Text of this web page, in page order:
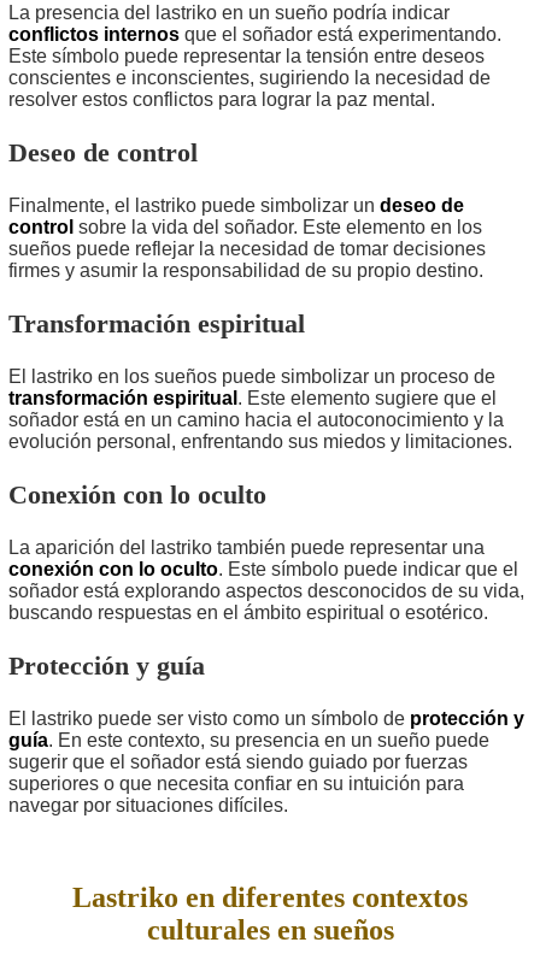
La presencia del lastriko en un sueño podría indicar
conflictos internos que el soñador está experimentando.
Este símbolo puede representar la tensión entre deseos
conscientes e inconscientes, sugiriendo la necesidad de
resolver estos conflictos para lograr la paz mental.
Deseo de control
Finalmente, el lastriko puede simbolizar un deseo de
control sobre la vida del soñador. Este elemento en los
sueños puede reflejar la necesidad de tomar decisiones
firmes y asumir la responsabilidad de su propio destino.
Transformación espiritual
El lastriko en los sueños puede simbolizar un proceso de
transformación espiritual . Este elemento sugiere que el
soñador está en un camino hacia el autoconocimiento y la
evolución personal, enfrentando sus miedos y limitaciones.
Conexión con lo oculto
La aparición del lastriko también puede representar una
conexión con lo oculto. Este símbolo puede indicar que el
soñador está explorando aspectos desconocidos de su vida,
buscando respuestas en el ámbito espiritual o esotérico.
Protección y guía
El lastriko puede ser visto como un símbolo de protección y
guía. En este contexto, su presencia en un sueño puede
sugerir que el soñador está siendo guiado por fuerzas
superiores o que necesita confiar en su intuición para
navegar por situaciones difíciles.
Lastriko en diferentes contextos
culturales en sueños